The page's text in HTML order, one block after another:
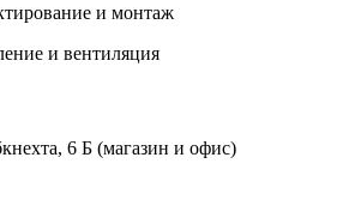
и монтаж
и вентиляция
6 Б (магазин и офис)